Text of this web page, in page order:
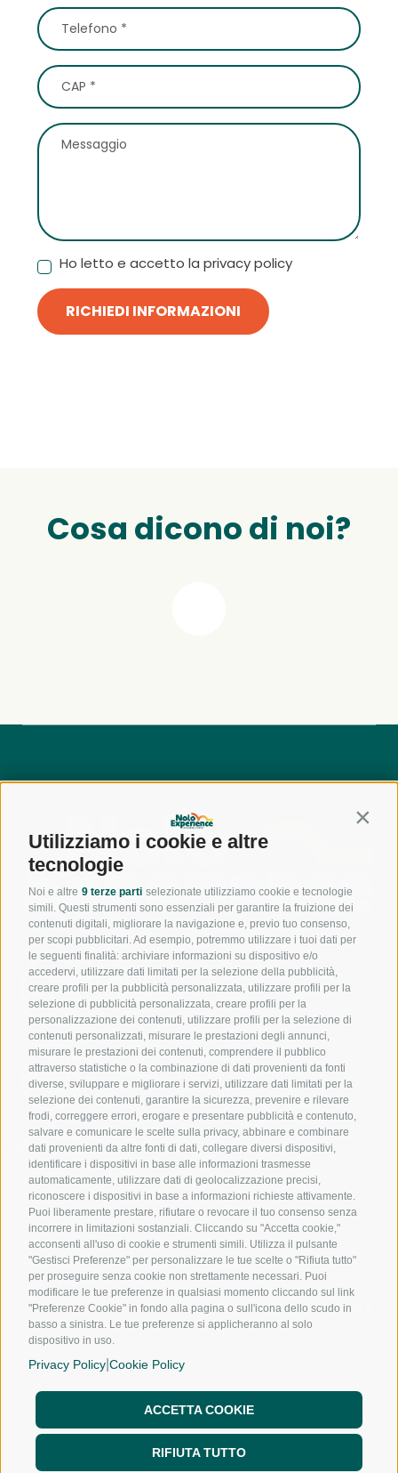
Utilizziamo i cookie e altre
tecnologie
Noi e altre 9 terze parti selezionate utilizziamo cookie e tecnologie
simili. Questi strumenti sono essenziali per garantire la fruizione dei
contenuti digitali, migliorare la navigazione e, previo tuo consenso,
per scopi pubblicitari. Ad esempio, potremmo utilizzare i tuoi dati per
le seguenti finalità: archiviare informazioni su dispositivo e/o
accedervi, utilizzare dati limitati per la selezione della pubblicità,
creare profili per la pubblicità personalizzata, utilizzare profili per la
selezione di pubblicità personalizzata, creare profili per la
personalizzazione dei contenuti, utilizzare profili per la selezione di
contenuti personalizzati, misurare le prestazioni degli annunci,
misurare le prestazioni dei contenuti, comprendere il pubblico
attraverso statistiche o la combinazione di dati provenienti da fonti
diverse, sviluppare e migliorare i servizi, utilizzare dati limitati per la
selezione dei contenuti, garantire la sicurezza, prevenire e rilevare
frodi, correggere errori, erogare e presentare pubblicità e contenuto,
salvare e comunicare le scelte sulla privacy, abbinare e combinare
dati provenienti da altre fonti di dati, collegare diversi dispositivi,
identificare i dispositivi in base alle informazioni trasmesse
automaticamente, utilizzare dati di geolocalizzazione precisi,
riconoscere i dispositivi in base a informazioni richieste attivamente.
Puoi liberamente prestare, rifiutare o revocare il tuo consenso senza
incorrere in limitazioni sostanziali. Cliccando su "Accetta cookie,"
acconsenti all'uso di cookie e strumenti simili. Utilizza il pulsante
"Gestisci Preferenze" per personalizzare le tue scelte o "Rifiuta tutto"
per proseguire senza cookie non strettamente necessari. Puoi
modificare le tue preferenze in qualsiasi momento cliccando sul link
"Preferenze Cookie" in fondo alla pagina o sull'icona dello scudo in
basso a sinistra. Le tue preferenze si applicheranno al solo
dispositivo in uso.
Privacy Policy Cookie Policy
ACCETTA COOKIE
RIFIUTA TUTTO
Ho letto e accetto la privacy policy
RICHIEDI INFORMAZIONI
Cosa dicono di noi?
800
944
550
391
1017
240
NOLEGGIO A LUNGO TERMINENOLEGGIO MENSILE
NOLEGGIO A BREVE TERMINE
SEDI
FRANCHISING
NOLO WAY
BLOG
FAQ
CONTATTI